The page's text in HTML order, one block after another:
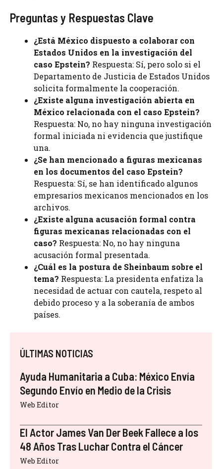
Preguntas y Respuestas Clave
¿Está México dispuesto a colaborar con
Estados Unidos en la investigación del
caso Epstein? Respuesta: Sí, pero solo si el
Departamento de Justicia de Estados Unidos
solicita formalmente la cooperación.
¿Existe alguna investigación abierta en
México relacionada con el caso Epstein?
Respuesta: No, no hay ninguna investigación
formal iniciada ni evidencia que justifique
una.
¿Se han mencionado a figuras mexicanas
en los documentos del caso Epstein?
Respuesta: Sí, se han identificado algunos
empresarios mexicanos mencionados en los
archivos.
¿Existe alguna acusación formal contra
figuras mexicanas relacionadas con el
caso? Respuesta: No, no hay ninguna
acusación formal presentada.
¿Cuál es la postura de Sheinbaum sobre el
tema? Respuesta: La presidenta enfatiza la
necesidad de actuar con cautela, respeto al
debido proceso y a la soberanía de ambos
países.
ÚLTIMAS NOTICIAS
Ayuda Humanitaria a Cuba: México Envía
Segundo Envío en Medio de la Crisis
Web Editor
El Actor James Van Der Beek Fallece a los
48 Años Tras Luchar Contra el Cáncer
Web Editor